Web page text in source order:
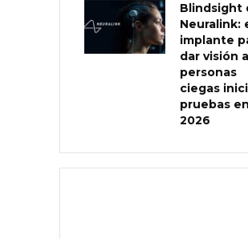
Blindsight
Neuralink:
implante
dar visión a
personas
ciegas
pruebas en
2026